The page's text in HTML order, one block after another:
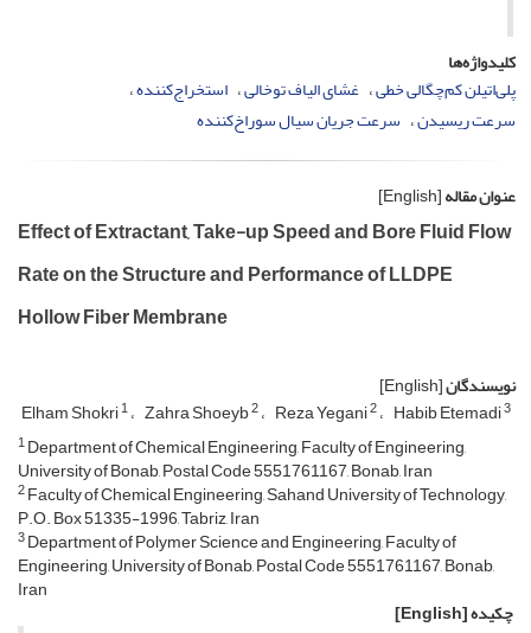
کلیدواژه‌ها
پلی‌اتیلن کم‌چگالی خطی غشای الیاف توخالی استخراج‌کننده
سرعت ریسیدن سرعت جریان سیال سوراخ‌کننده
عنوان مقاله[English]
Effect of Extractant, Take-up Speed and Bore Fluid Flow
Rate on the Structure and Performance of LLDPE
Hollow Fiber Membrane
نویسندگان[English]
Elham Shokri1 Zahra Shoeyb2 Reza Yegani2 Habib Etemadi3
1Department of Chemical Engineering, Faculty of Engineering,
University of Bonab, Postal Code 5551761167, Bonab, Iran
2Faculty of Chemical Engineering, Sahand University of Technology,
P.O. Box 51335-1996, Tabriz, Iran
3Department of Polymer Science and Engineering, Faculty of
Engineering, University of Bonab, Postal Code 5551761167, Bonab,
Iran
چکیده[English]